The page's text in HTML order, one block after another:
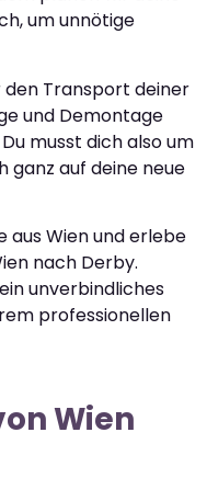
um unnötige
den Transport deiner
und Demontage
musst dich also um
ganz auf deine neue
aus Wien und erlebe
nach Derby.
unverbindliches
professionellen
Wien